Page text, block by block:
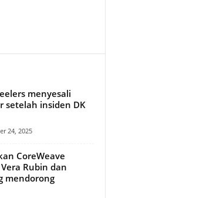
menyesali
setelah insiden DK
24, 2025
CoreWeave
Rubin dan
mendorong